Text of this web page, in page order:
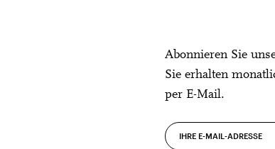
Abonnieren Sie
Sie erhalten
per E-Mail.